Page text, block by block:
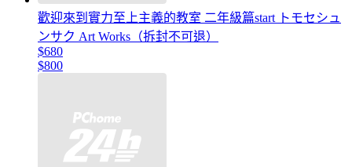
歡迎來到實力至上主義的教室 二年級篇start トモセシュ
ンサク Art Works（拆封不可退）
$680
$800